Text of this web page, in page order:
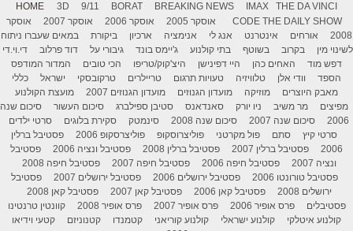
HOME 3D 9/11 BORAT BREAKING NEWS IMAX
THE DA VINCI
CODE THE DAILY SHOW אוסקר 2005 אוסקר 2006 אוסקר 2007
אוסקר
2008
אורחים אינטרנט אנג לי אנימציה ארכיון ביקורת
במאים שעברו ניתוח
לשינוי מין
בקרוב בשוטף בתי קולנוע ג'יימס בונד גיבורי על דוד פרלוב
די.וי.די
דפש מוד
האחים כהן היי דפינישן היצ'קוק/טריפו הכי טובים
המדור המודפס
הספד
וודי אלן טלוויזיה טעויות תרגום טריילרים טרקובסקי ישראל
כללי
מאבק היוצרים
מוזיקה מועדון הגנוזים מועדון הגנוזים 2007
מועצת הקולנוע
מפיצים
מר משיב ניו יורק סאנדאנס סטיבן ספילברג סיכום העשור
סיכום שנה
2006
סיכום שנה 2007 סיכום שנה 2008 סינמטק סקירת בלוגים
סרטי ילדים
סרטי קיץ
סתם פול מקרטני פוליצרוסקופ פוליצרסקופ 2006
פסטיבל ברלין
2006
פסטיבל ברלין 2007 פסטיבל ברלין 2008 פסטיבל ונציה 2006
פסטיבל
ונציה 2007
פסטיבל חיפה 2006 פסטיבל חיפה 2007
פסטיבל חיפה 2008
פסטיבל טורונטו 2006
פסטיבל ירושלים 2006 פסטיבל ירושלים 2007
פסטיבל
ירושלים 2008
פסטיבל קאן 2006 פסטיבל קאן 2007
פסטיבל קאן 2008
פסטיבלים
פרס אופיר 2006 פרס אופיר 2007 פרס אופיר 2008
קוונטין טרנטינו
קולנוע איטלקי
קולנוע ישראלי קולנוע קוריאני קטמנדו קטנוניזם
קטעי וידיאו